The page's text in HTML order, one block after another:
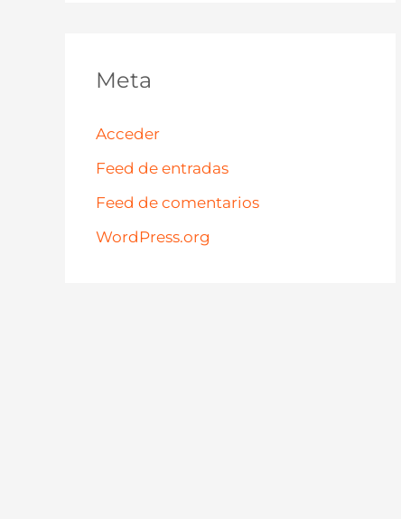
Meta
Acceder
Feed de entradas
Feed de comentarios
WordPress.org